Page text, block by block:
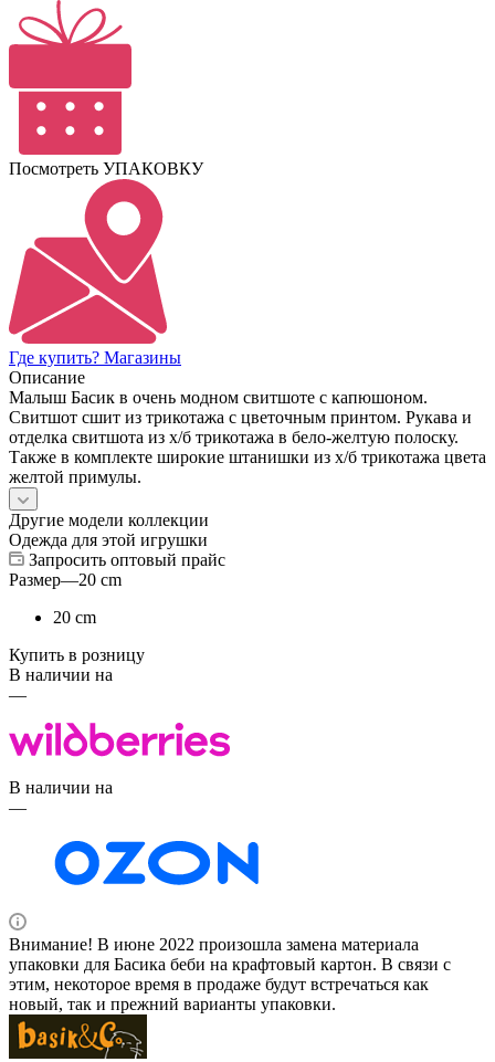
Посмотреть УПАКОВКУ
Где купить? Магазины
Описание
Малыш Басик в очень модном свитшоте с капюшоном.
Свитшот сшит из трикотажа с цветочным принтом. Рукава и
отделка свитшота из х/б трикотажа в бело-желтую полоску.
Также в комплекте широкие штанишки из х/б трикотажа цвета
желтой примулы.
Другие модели коллекции
Одежда для этой игрушки
Запросить оптовый прайс
Размер—20 cm
20 cm
Купить в розницу
В наличии на
—
В наличии на
—
Внимание! В июне 2022 произошла замена материала
упаковки для Басика беби на крафтовый картон. В связи с
этим, некоторое время в продаже будут встречаться как
новый, так и прежний варианты упаковки.